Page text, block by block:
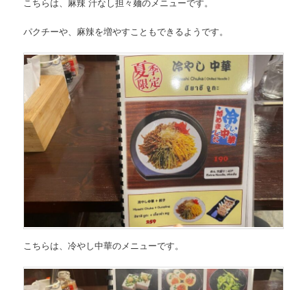
パクチーや、麻辣を増やすこともできるようです。
こちらは、冷やし中華のメニューです。